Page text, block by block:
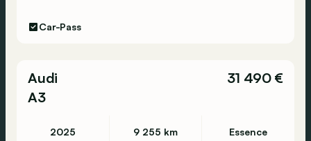
Car-Pass
Audi
A3
31 490 €
2025 9 255 km Essence